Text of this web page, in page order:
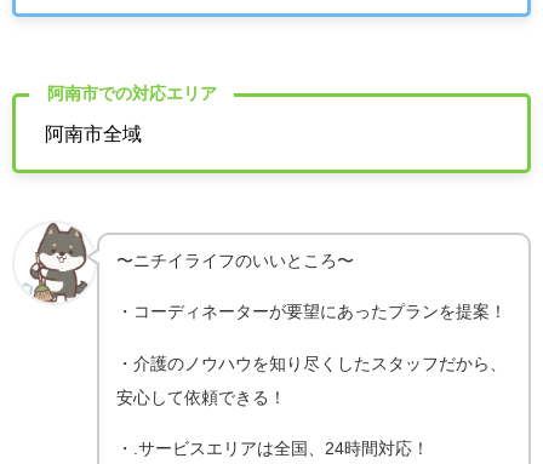
阿南市での対応エリア
阿南市全域
〜ニチイライフのいいところ〜
・コーディネーターが要望にあったプランを提案！
・介護のノウハウを知り尽くしたスタッフだから、
安心して依頼できる！
・.サービスエリアは全国、24時間対応！